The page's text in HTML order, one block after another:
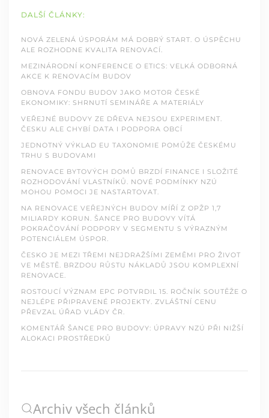
DALŠÍ ČLÁNKY:
NOVÁ ZELENÁ ÚSPORÁM MÁ DOBRÝ START. O ÚSPĚCHU
ALE ROZHODNE KVALITA RENOVACÍ.
MEZINÁRODNÍ KONFERENCE O ETICS: VELKÁ ODBORNÁ
AKCE K RENOVACÍM BUDOV
OBNOVA FONDU BUDOV JAKO MOTOR ČESKÉ
EKONOMIKY: SHRNUTÍ SEMINÁŘE A MATERIÁLY
VEŘEJNÉ BUDOVY ZE DŘEVA NEJSOU EXPERIMENT.
ČESKU ALE CHYBÍ DATA I PODPORA OBCÍ
JEDNOTNÝ VÝKLAD EU TAXONOMIE POMŮŽE ČESKÉMU
TRHU S BUDOVAMI
RENOVACE BYTOVÝCH DOMŮ BRZDÍ FINANCE I SLOŽITÉ
ROZHODOVÁNÍ VLASTNÍKŮ. NOVÉ PODMÍNKY NZÚ
MOHOU POMOCI JE NASTARTOVAT.
NA RENOVACE VEŘEJNÝCH BUDOV MÍŘÍ Z OPŽP 1,7
MILIARDY KORUN. ŠANCE PRO BUDOVY VÍTÁ
POKRAČOVÁNÍ PODPORY V SEGMENTU S VÝRAZNÝM
POTENCIÁLEM ÚSPOR.
ČESKO JE MEZI TŘEMI NEJDRAŽŠÍMI ZEMĚMI PRO ŽIVOT
VE MĚSTĚ. BRZDOU RŮSTU NÁKLADŮ JSOU KOMPLEXNÍ
RENOVACE.
ROSTOUCÍ VÝZNAM EPC POTVRDIL 15. ROČNÍK SOUTĚŽE O
NEJLÉPE PŘIPRAVENÉ PROJEKTY. ZVLÁŠTNÍ CENU
PŘEVZAL ÚŘAD VLÁDY ČR.
KOMENTÁŘ ŠANCE PRO BUDOVY: ÚPRAVY NZÚ PŘI NIŽŠÍ
ALOKACI PROSTŘEDKŮ
Archiv všech článků